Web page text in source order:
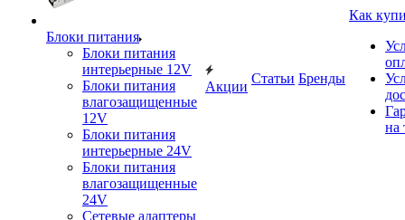
Блоки питания
Блоки питания
интерьерные 12V
Блоки питания
влагозащищенные
12V
Блоки питания
интерьерные 24V
Блоки питания
влагозащищенные
24V
Сетевые адаптеры
Акции
Статьи Бренды
Как
на